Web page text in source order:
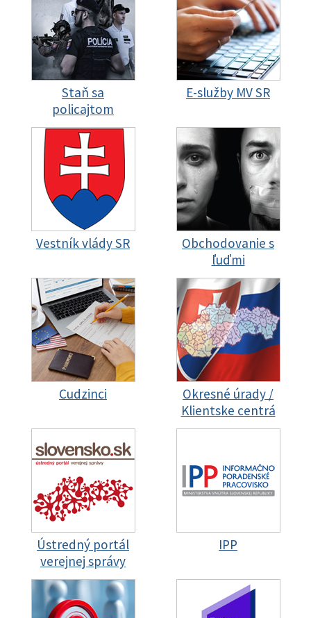
Staň sa
policajtom
E-služby MV SR
Vestník vlády SR
Obchodovanie s
ľuďmi
Cudzinci
Okresné úrady /
Klientske centrá
Ústredný portál
verejnej správy
IPP